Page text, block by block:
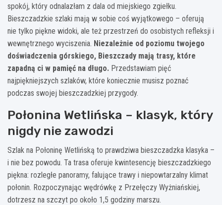
spokój, który odnalazłam z dala od miejskiego zgiełku.
Bieszczadzkie szlaki mają w sobie coś wyjątkowego – oferują
nie tylko piękne widoki, ale też przestrzeń do osobistych refleksji i
wewnętrznego wyciszenia. Niezależnie od poziomu twojego
doświadczenia górskiego, Bieszczady mają trasy, które
zapadną ci w pamięć na długo. Przedstawiam pięć
najpiękniejszych szlaków, które koniecznie musisz poznać
podczas swojej bieszczadzkiej przygody.
Połonina Wetlińska – klasyk, który
nigdy nie zawodzi
Szlak na Połoninę Wetlińską to prawdziwa bieszczadzka klasyka –
i nie bez powodu. Ta trasa oferuje kwintesencję bieszczadzkiego
piękna: rozległe panoramy, falujące trawy i niepowtarzalny klimat
połonin. Rozpoczynając wędrówkę z Przełęczy Wyżniańskiej,
dotrzesz na szczyt po około 1,5 godziny marszu.